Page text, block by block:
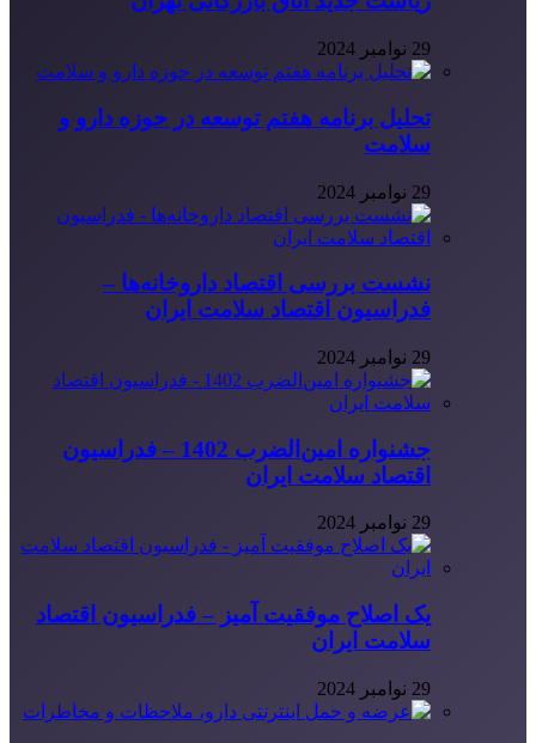
29 نوامبر 2024
تحلیل برنامه هفتم توسعه در حوزه دارو و
سلامت
29 نوامبر 2024
نشست بررسی اقتصاد داروخانه‌ها –
فدراسیون اقتصاد سلامت ایران
29 نوامبر 2024
جشنواره امین‌الضرب 1402 – فدراسیون
اقتصاد سلامت ایران
29 نوامبر 2024
یک اصلاح موفقیت آمیز – فدراسیون اقتصاد
سلامت ایران
29 نوامبر 2024